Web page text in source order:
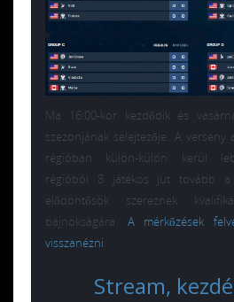
Ma 16:00-kor kezdődik és
szezonjának selejtezője. A verseny
régióban külön-külön kerül
régióból 8 játékos jut tovább a
elődöntősök szereznek
bajnokságára. A mérkőzések
visszanézni.
Stream,